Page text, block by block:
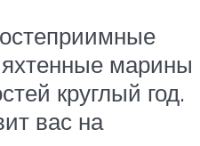
марины
круглый год.
вас на